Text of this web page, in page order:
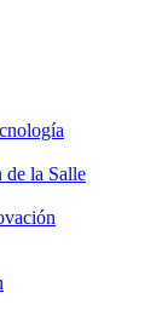
de la Salle